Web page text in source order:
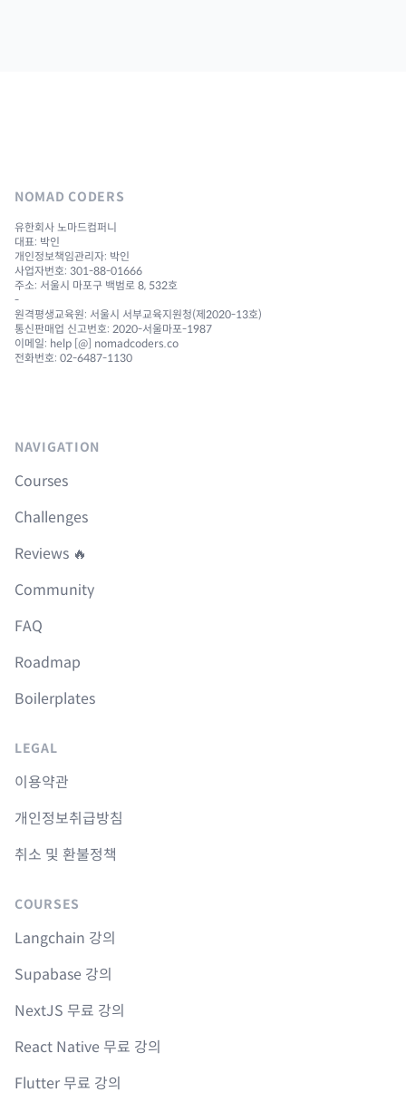
NOMAD CODERS
유한회사 노마드컴퍼니
대표: 박인
개인정보책임관리자: 박인
사업자번호: 301-88-01666
주소: 서울시 마포구 백범로 8, 532호
-
원격평생교육원: 서울시 서부교육지원청(제2020-13호)
통신판매업 신고번호: 2020-서울마포-1987
이메일: help [@] nomadcoders.co
전화번호: 02-6487-1130
NAVIGATION
Courses
Challenges
Reviews 🔥
Community
FAQ
Roadmap
Boilerplates
LEGAL
이용약관
개인정보취급방침
취소 및 환불정책
COURSES
Langchain 강의
Supabase 강의
NextJS 무료 강의
React Native 무료 강의
Flutter 무료 강의